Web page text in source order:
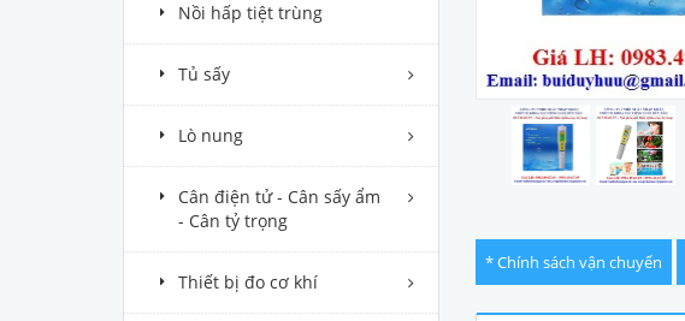
Nồi hấp tiệt trùng
Tủ sấy
Lò nung
Cân điện tử - Cân sấy ẩm
- Cân tỷ trọng
Thiết bị đo cơ khí
* Chính sách vận chuyển